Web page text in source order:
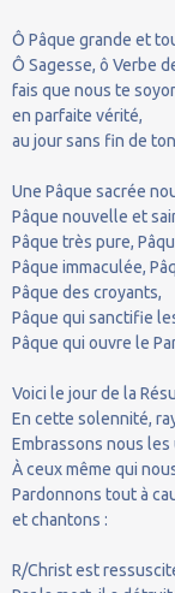
Ô Pâque grande et
Ô Sagesse, ô Verbe
fais que nous te
en parfaite vérité,
au jour sans fin de
Une Pâque sacrée
Pâque nouvelle et
Pâque très pure,
Pâque immaculée,
Pâque des croyants,
Pâque qui sanctifie
Pâque qui ouvre le
Voici le jour de la
En cette solennité,
Embrassons nous
À ceux même qui
Pardonnons tout à
et chantons :
R/Christ est